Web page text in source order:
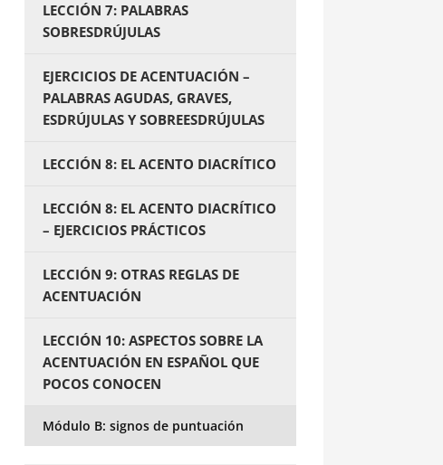
LECCIÓN 7: PALABRAS
SOBRESDRÚJULAS
EJERCICIOS DE ACENTUACIÓN –
PALABRAS AGUDAS, GRAVES,
ESDRÚJULAS Y SOBREESDRÚJULAS
LECCIÓN 8: EL ACENTO DIACRÍTICO
LECCIÓN 8: EL ACENTO DIACRÍTICO
– EJERCICIOS PRÁCTICOS
LECCIÓN 9: OTRAS REGLAS DE
ACENTUACIÓN
LECCIÓN 10: ASPECTOS SOBRE LA
ACENTUACIÓN EN ESPAÑOL QUE
POCOS CONOCEN
Módulo B: signos de puntuación